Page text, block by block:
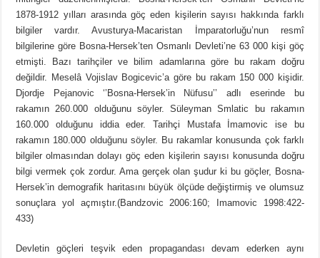
1878-1912 yılları arasında göç eden kişilerin sayısı hakkında farklı
bilgiler vardır. Avusturya-Macaristan İmparatorluğu’nun resmî
bilgilerine göre Bosna-Hersek’ten Osmanlı Devleti’ne 63 000 kişi göç
etmişti. Bazı tarihçiler ve bilim adamlarına göre bu rakam doğru
değildir. Meselâ Vojislav Bogicevic’a göre bu rakam 150 000 kişidir.
Djordje Pejanovic ‘’Bosna-Hersek’in Nüfusu’’ adlı eserinde bu
rakamın 260.000 olduğunu söyler. Süleyman Smlatic bu rakamın
160.000 olduğunu iddia eder. Tarihçi Mustafa İmamovic ise bu
rakamın 180.000 olduğunu söyler. Bu rakamlar konusunda çok farklı
bilgiler olmasından dolayı göç eden kişilerin sayısı konusunda doğru
bilgi vermek çok zordur. Ama gerçek olan şudur ki bu göçler, Bosna-
Hersek’in demografik haritasını büyük ölçüde değiştirmiş ve olumsuz
sonuçlara yol açmıştır.(Bandzovic 2006:160; Imamovic 1998:422-
433)
Devletin göçleri teşvik eden propagandası devam ederken aynı